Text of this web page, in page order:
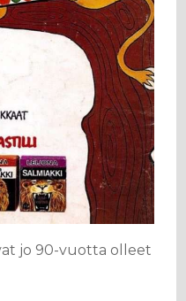
jo 90-vuotta olleet